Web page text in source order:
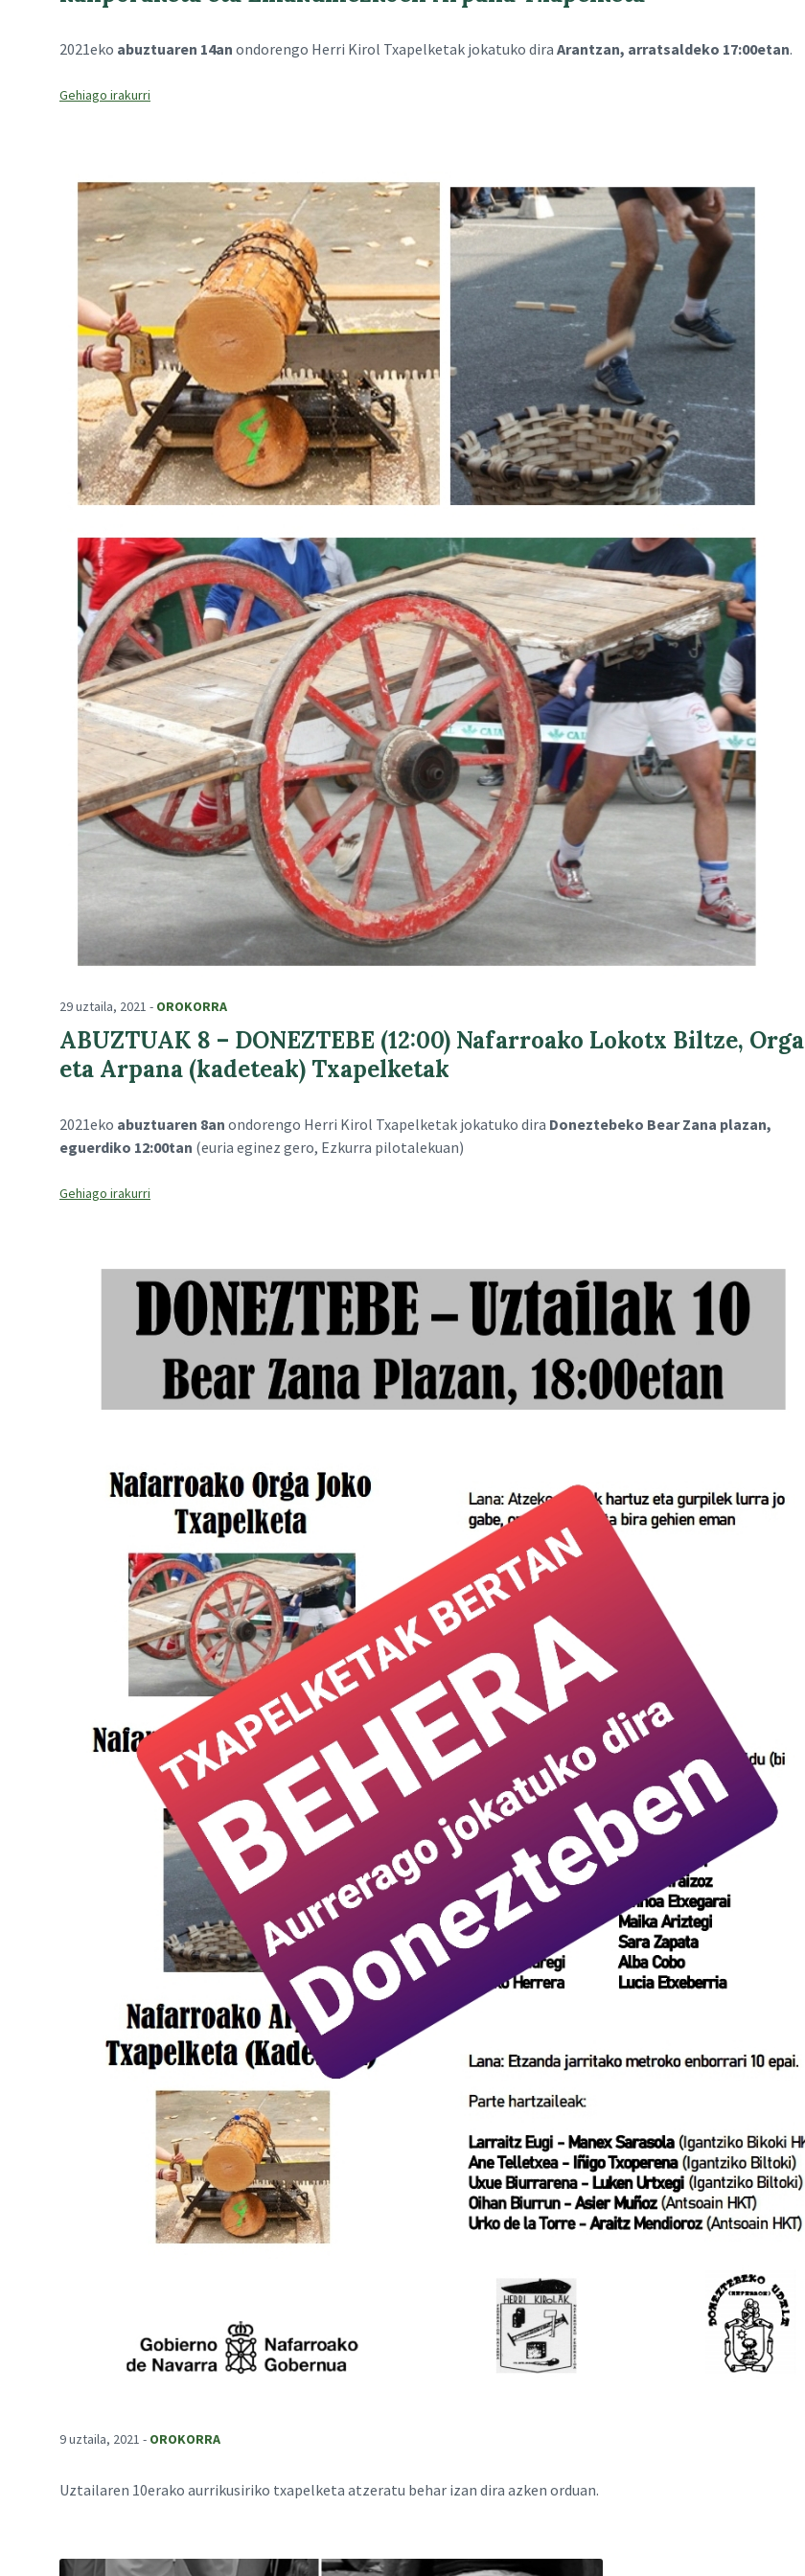
2021eko abuztuaren 14an ondorengo Herri Kirol Txapelketak jokatuko dira Arantzan, arratsaldeko 17:00etan.
29 uztaila, 2021 - OROKORRA
ABUZTUAK 8 – DONEZTEBE (12:00) Nafarroako Lokotx Biltze, Orga
eta Arpana (kadeteak) Txapelketak
2021eko abuztuaren 8an ondorengo Herri Kirol Txapelketak jokatuko dira Doneztebeko Bear Zana plazan,
eguerdiko 12:00tan (euria eginez gero, Ezkurra pilotalekuan)
9 uztaila, 2021 - OROKORRA
Uztailaren 10erako aurrikusiriko txapelketa atzeratu behar izan dira azken orduan.